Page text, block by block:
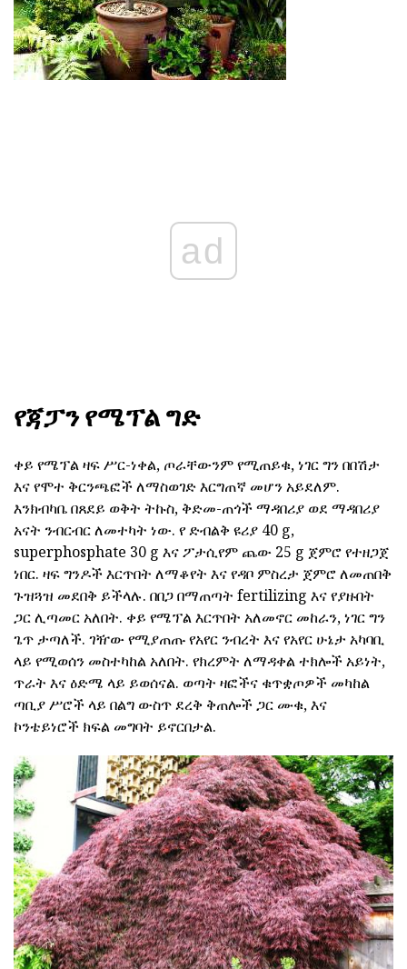
ad
የጃፓን የሜፕል ግድ
ቀይ የሜፕል ዛፍ ሥር-ነቀል, ጦራቸውንም የሚጠይቁ, ነገር ግን በበሽታ
እና የሞተ ቅርንጫፎች ለማስወገድ እርግጠኛ መሆን አይደለም.
እንክብካቤ በጸደይ ወቅት ትኩስ, ቅድመ-ጠጎች ማዳበሪያ ወደ ማዳበሪያ
አናት ንብርብር ለመተካት ነው. የ ድብልቅ ዩሪያ 40 g,
superphosphate 30 g እና ፖታሲየም ጨው 25 g ጀምሮ የተዘጋጀ
ነበር. ዛፍ ግንዶች እርጥበት ለማቆየት እና የዳቦ ምስረታ ጀምሮ ለመጠበቅ
ጉዝጓዝ መደበቅ ይችላሉ. በበጋ በማጠጣት fertilizing እና የያዙበት
ጋር ሊጣመር አለበት. ቀይ የሜፕል እርጥበት አለመኖር መከራን, ነገር ግን
ጌጥ ታጣለች. ገዥው የሚያጠጡ የአየር ንብረት እና የአየር ሁኔታ አካባቢ
ላይ የሚወሰን መስተካከል አለበት. የክረምት ለማዳቀል ተክሎች አይነት,
ጥራት እና ዕድሜ ላይ ይወሰናል. ወጣት ዛፎችና ቁጥቋጦዎች መካከል
ጣቢያ ሥሮች ላይ በልግ ውስጥ ደረቅ ቅጠሎች ጋር ሙቁ, እና
ኮንቴይነሮች ክፍል መግባት ይኖርበታል.